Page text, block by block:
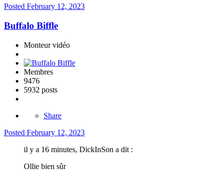
Posted February 12, 2023
Buffalo Biffle
Monteur vidéo
Membres
9476
5932 posts
Share
Posted February 12, 2023
il y a 16 minutes, DickInSon a dit :
Ollie bien sûr